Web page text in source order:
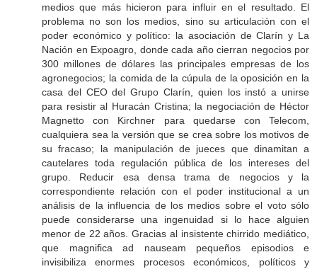
medios que más hicieron para influir en el resultado. El
problema no son los medios, sino su articulación con el
poder económico y político: la asociación de Clarín y La
Nación en Expoagro, donde cada año cierran negocios por
300 millones de dólares las principales empresas de los
agronegocios; la comida de la cúpula de la oposición en la
casa del CEO del Grupo Clarín, quien los instó a unirse
para resistir al Huracán Cristina; la negociación de Héctor
Magnetto con Kirchner para quedarse con Telecom,
cualquiera sea la versión que se crea sobre los motivos de
su fracaso; la manipulación de jueces que dinamitan a
cautelares toda regulación pública de los intereses del
grupo. Reducir esa densa trama de negocios y la
correspondiente relación con el poder institucional a un
análisis de la influencia de los medios sobre el voto sólo
puede considerarse una ingenuidad si lo hace alguien
menor de 22 años. Gracias al insistente chirrido mediático,
que magnifica ad nauseam pequeños episodios e
invisibiliza enormes procesos económicos, políticos y